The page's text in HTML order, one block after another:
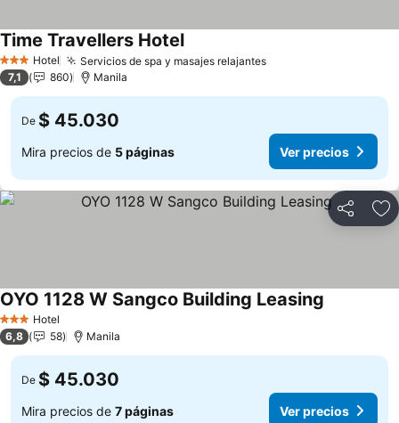
3 Estrellas
Hotel Servicios de spa y masajes relajantes
Time Travellers Hotel
7,1 860 Manila
De $ 45.030
Mira precios de 5 páginas Ver precios
Compartir
3 Estrellas
Hotel
OYO 1128 W Sangco Building Leasing
6,8 58 Manila
De $ 45.030
Mira precios de 7 páginas Ver precios